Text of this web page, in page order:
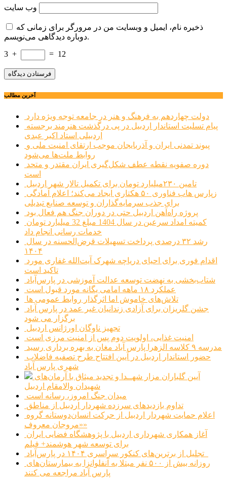
وب‌ سایت
ذخیره نام، ایمیل و وبسایت من در مرورگر برای زمانی که
دوباره دیدگاهی می‌نویسم.
3 + = 12
آخرین مطالب
دولت چهاردهم به فرهنگ و هنر در جامعه توجه ویژه دارد
اردبیلی استاد اکبر عبدی
روابط ملت‌ها می‌شود
است
تامین ۲۳۰میلیارد تومان برای تکمیل تالار شهر اردبیل
برای جذب سرمایه‌گذاران و توسعه صنایع تبدیلی
پروژه راه‌آهن اردبیل حتی در دوران جنگ هم فعال بود
خدمات رسانی انجام داد
۱۴۰۴
تاکید است
شتاب‌بخشی به نهضت توسعه عدالت آموزشی در پارس‌آباد
عملکرد ۱۸ ماهه امامی یگانه مورد قبول است
تلاش‌های خاموش اما اثرگذار روابط عمومی ها
برگزار می شود
تجهیز ناوگان اورژانس اردبیل
امنیت غذایی، اولویت دوم پس از امنیت مرزی است
مدرسه ۹ کلاسه الزهرا پارس آباد مغان به بهره برداری رسید
شهری پارس آباد
شهیدان والامقام اردبیل
میدان جنگ امروز، رسانه است
تداوم بازدیدهای سرزده شهردار اردبیل از مناطق
«مروجان معروف»
برای توسعه شهر هوشمند+ فیلم
پارس آباد مراجعه می کنند